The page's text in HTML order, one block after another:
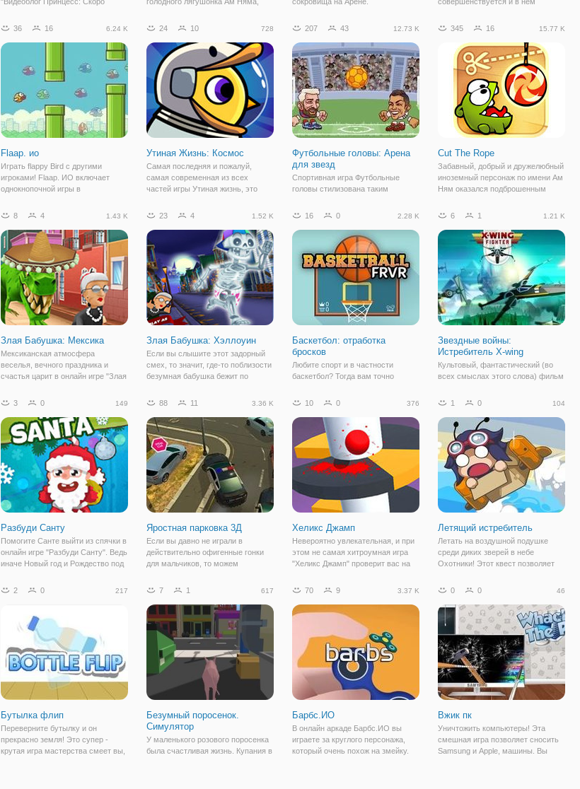
ведут свой блог о моде и стиле. В
присоединиться, ведь они как раз
весеннем стиле.
аппетитный леденец, что висит на
игроком, проста и трудна
одновременно:
здания, которые преображают
"Исследователи Вулканов" мы
увидим, что трудолюбивые,
необычные
36 16 6.24 K
Flaap. ио
Играть flappy Bird с другими
игроками! Flaap. ИО включает
однокнопочной игры в
всех других птиц, хлопающих в то
и попробовать пойти дальше, чем
все остальные!
24 10 728
Утиная Жизнь: Космос
Самая последняя и пожалуй,
самая современная из всех
частей игры Утиная жизнь, это
Первое отличие этой части от
создать своего персонажа в
самых разных стилях.
207 43 12.73 K
Футбольные головы: Арена
для звезд
Спортивная игра Футбольные
головы стилизована таким
размеру такие же, как и их
игра очень смешно. Это уже
вторая игра в серии, и в ней
необходимо сражаться один
345 16 15.77 K
Cut The Rope
Забавный, добрый и дружелюбный
иноземный персонаж по имени Ам
Ням оказался подброшенным
Земле, неизвестно. Известно
очарованием и жуткий сладкоежка.
В новой онлайн
8 4 1.43 K
Злая Бабушка: Мексика
Мексиканская атмосфера
веселья, вечного праздника и
счастья царит в онлайн игре "Злая
продолжение раннера про злую
оказывается в психиатрической
лечебницы и каждый раз
23 4 1.52 K
Злая Бабушка: Хэллоуин
Если вы слышите этот задорный
смех, то значит, где-то поблизости
безумная бабушка бежит по
бабушка свой побег из
игре "Злая Бабушка: Хэллоуин".
Это веселый
16 0 2.28 K
Баскетбол: отработка
бросков
Любите спорт и в частности
баскетбол? Тогда вам точно
броска. Для этого воспользуйтесь
бросков. Здесь нет никаких
лишних элементов, только самые
необходимые – мяч и
6 1 1.21 K
Звездные войны:
Истребитель X-wing
Культовый, фантастический (во
всех смыслах этого слова) фильм
как и для многих, одним из
франшизы есть не только 9 частей
фильма, но и комиксы,
мультфильмы,
3 0 149
Разбуди Санту
Помогите Санте выйти из спячки в
онлайн игре "Разбуди Санту". Ведь
иначе Новый год и Рождество под
игра с красочным оформлением и
88 11 3.36 K
Яростная парковка 3Д
Если вы давно не играли в
действительно офигенные гонки
для мальчиков, то можем
парковку 3D. Вы можете
парковщиками происходят очень
быстрые и интересные заезды. Вы
10 0 376
Хеликс Джамп
Невероятно увлекательная, и при
этом не самая хитроумная игра
"Хеликс Джамп" проверит вас на
Здесь вы будете управлять
который находится на спиральной
машинке. Вы
1 0 104
Летящий истребитель
Летать на воздушной подушке
среди диких зверей в небе
Охотники! Этот квест позволяет
пионером. После скользя сквозь
на компьютер под магазин ваше
золото и
2 0 217
Бутылка флип
Переверните бутылку и он
прекрасно земля! Это супер -
крутая игра мастерства смеет вы,
7 1 617
Безумный поросенок.
Симулятор
У маленького розового поросенка
была счастливая жизнь. Купания в
70 9 3.37 K
Барбс.ИО
В онлайн аркаде Барбс.ИО вы
играете за круглого персонажа,
который очень похож на змейку.
0 0 46
Вжик пк
Уничтожить компьютеры! Эта
смешная игра позволяет сносить
Samsung и Apple, машины. Вы